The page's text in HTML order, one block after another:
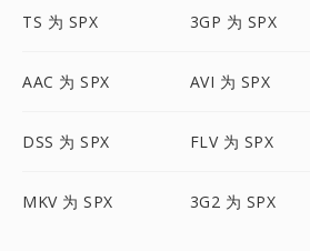
TS 为 SPX 3GP 为 SPX
AAC 为 SPX AVI 为 SPX
DSS 为 SPX FLV 为 SPX
MKV 为 SPX 3G2 为 SPX